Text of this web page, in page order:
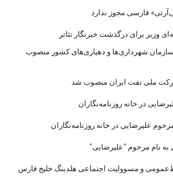
فارسی مجوز ندارد
وزیر برای درگذشت خبرنگار تئاتر
شهرداری‌ها و دهیاری‌های کشور منصوب
ملی نفت ایران منصوب شد
در خانه روزنامه‌نگاران
علیرضایی در خانه روزنامه‌نگاران
به نام مرحوم “علیرضایی”
و مسوولیت اجتماعی هلدینگ خلیج فارس